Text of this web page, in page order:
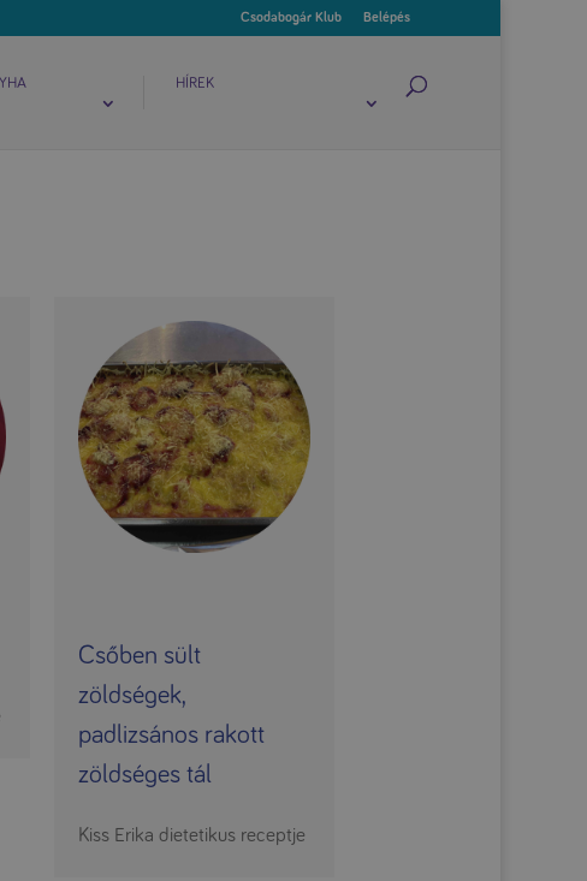
Csodabogár Klub Belépés
HÍREK
Csőben sült
zöldségek,
padlizsános rakott
zöldséges tál
Kiss Erika dietetikus receptje